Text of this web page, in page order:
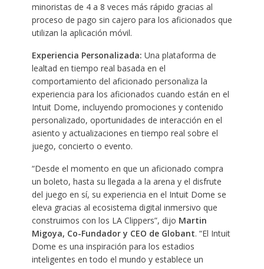
minoristas de 4 a 8 veces más rápido gracias al
proceso de pago sin cajero para los aficionados que
utilizan la aplicación móvil.
Experiencia Personalizada: Una plataforma de
lealtad en tiempo real basada en el
comportamiento del aficionado personaliza la
experiencia para los aficionados cuando están en el
Intuit Dome, incluyendo promociones y contenido
personalizado, oportunidades de interacción en el
asiento y actualizaciones en tiempo real sobre el
juego, concierto o evento.
“Desde el momento en que un aficionado compra
un boleto, hasta su llegada a la arena y el disfrute
del juego en sí, su experiencia en el Intuit Dome se
eleva gracias al ecosistema digital inmersivo que
construimos con los LA Clippers”, dijo Martin
Migoya, Co-Fundador y CEO de Globant. “El Intuit
Dome es una inspiración para los estadios
inteligentes en todo el mundo y establece un